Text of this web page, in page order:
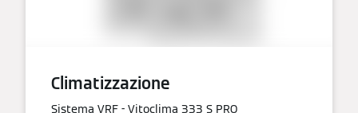
Climatizzazione
Sistema VRF - Vitoclima 333 S PRO